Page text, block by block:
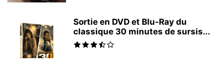
Sortie en DVD et Blu-Ray du
classique 30 minutes de sursis...